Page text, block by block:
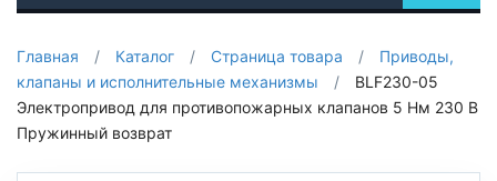
Главная / Каталог / Страница товара /
Приводы,
клапаны и исполнительные механизмы
/
BLF230-05
Электропривод для противопожарных клапанов 5 Нм 230 В
Пружинный возврат